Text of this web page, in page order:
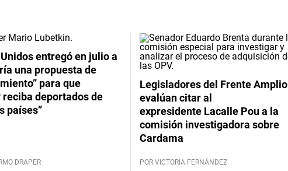
entregó en julio a
una propuesta de
para que
reciba deportados de
países”
DRAPER
Legisladores del Frente Amplio
evalúan citar al
expresidente Lacalle Pou a la
comisión investigadora sobre
Cardama
POR VICTORIA FERNÁNDEZ